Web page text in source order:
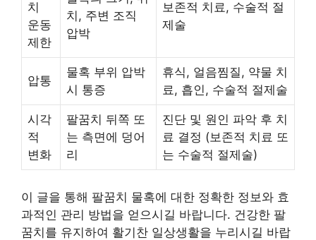
치
운동
제한
치, 주변 조직
압박
보존적 치료, 수술적 절
제술
압통
물혹 부위 압박
시 통증
휴식, 얼음찜질, 약물 치
료, 흡인, 수술적 절제술
시각
적
변화
팔꿈치 뒤쪽 또
는 측면에 덩어
리
진단 및 원인 파악 후 치
료 결정 (보존적 치료 또
는 수술적 절제술)
이 글을 통해 팔꿈치 물혹에 대한 정확한 정보와 효
과적인 관리 방법을 얻으시길 바랍니다. 건강한 팔
꿈치를 유지하여 활기찬 일상생활을 누리시길 바랍